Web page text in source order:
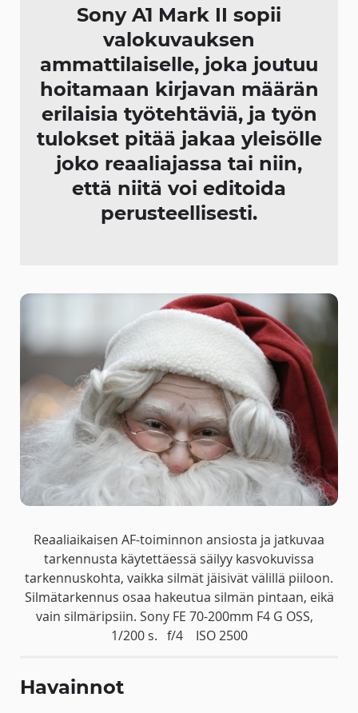
Sony A1 Mark II sopii
valokuvauksen
ammattilaiselle, joka joutuu
hoitamaan kirjavan määrän
erilaisia työtehtäviä, ja työn
tulokset pitää jakaa yleisölle
joko reaaliajassa tai niin,
että niitä voi editoida
perusteellisesti.
Reaaliaikaisen AF-toiminnon ansiosta ja jatkuvaa
tarkennusta käytettäessä säilyy kasvokuvissa
tarkennuskohta, vaikka silmät jäisivät välillä piiloon.
Silmätarkennus osaa hakeutua silmän pintaan, eikä
vain silmäripsiin. Sony FE 70-200mm F4 G OSS,
1/200 s. f/4 ISO 2500
Havainnot